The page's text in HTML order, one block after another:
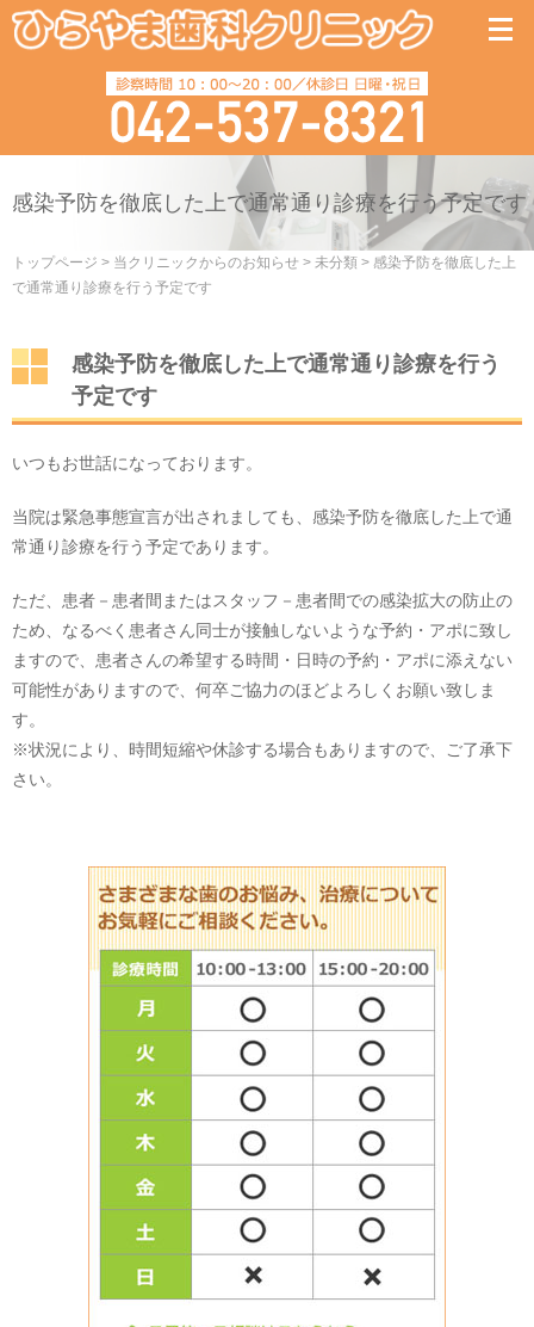
感染予防を徹底した上で通常通り診療を行う予定です
トップページ > 当クリニックからのお知らせ > 未分類 > 感染予防を徹底した上
で通常通り診療を行う予定です
感染予防を徹底した上で通常通り診療を行う
予定です
いつもお世話になっております。
当院は緊急事態宣言が出されましても、感染予防を徹底した上で通
常通り診療を行う予定であります。
ただ、患者－患者間またはスタッフ－患者間での感染拡大の防止の
ため、なるべく患者さん同士が接触しないような予約・アポに致し
ますので、患者さんの希望する時間・日時の予約・アポに添えない
可能性がありますので、何卒ご協力のほどよろしくお願い致しま
す。
※状況により、時間短縮や休診する場合もありますので、ご了承下
さい。